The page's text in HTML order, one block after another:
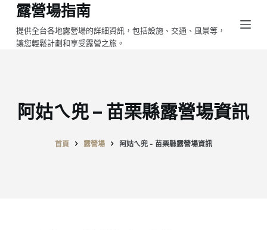
跳
至
主
露營場指南
提供全台各地露營場的詳細資訊，包括設施、交通、風景等，
讓您輕鬆計劃和享受露營之旅。
阿姑ㄟ兜 – 苗栗縣露營場資訊
首頁 露營場 阿姑ㄟ兜 - 苗栗縣露營場資訊